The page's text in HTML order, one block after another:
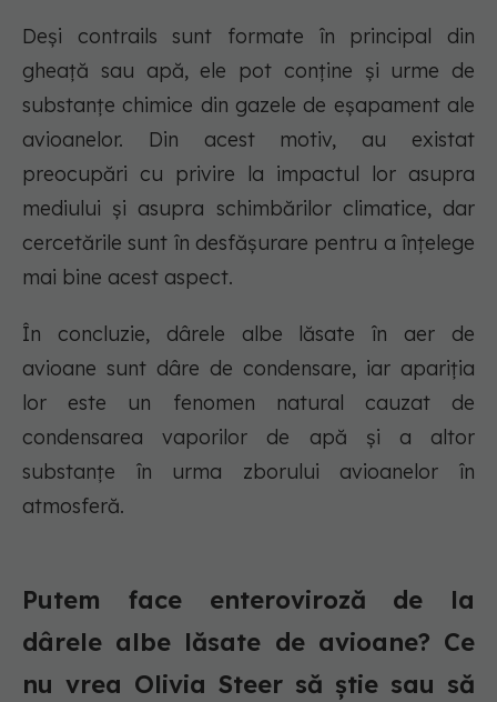
Deși contrails sunt formate în principal din
gheață sau apă, ele pot conține și urme de
substanțe chimice din gazele de eșapament ale
avioanelor. Din acest motiv, au existat
preocupări cu privire la impactul lor asupra
mediului și asupra schimbărilor climatice, dar
cercetările sunt în desfășurare pentru a înțelege
mai bine acest aspect.
În concluzie, dârele albe lăsate în aer de
avioane sunt dâre de condensare, iar apariția
lor este un fenomen natural cauzat de
condensarea vaporilor de apă și a altor
substanțe în urma zborului avioanelor în
atmosferă.
Putem face enteroviroză de la
dârele albe lăsate de avioane? Ce
nu vrea Olivia Steer să știe sau să